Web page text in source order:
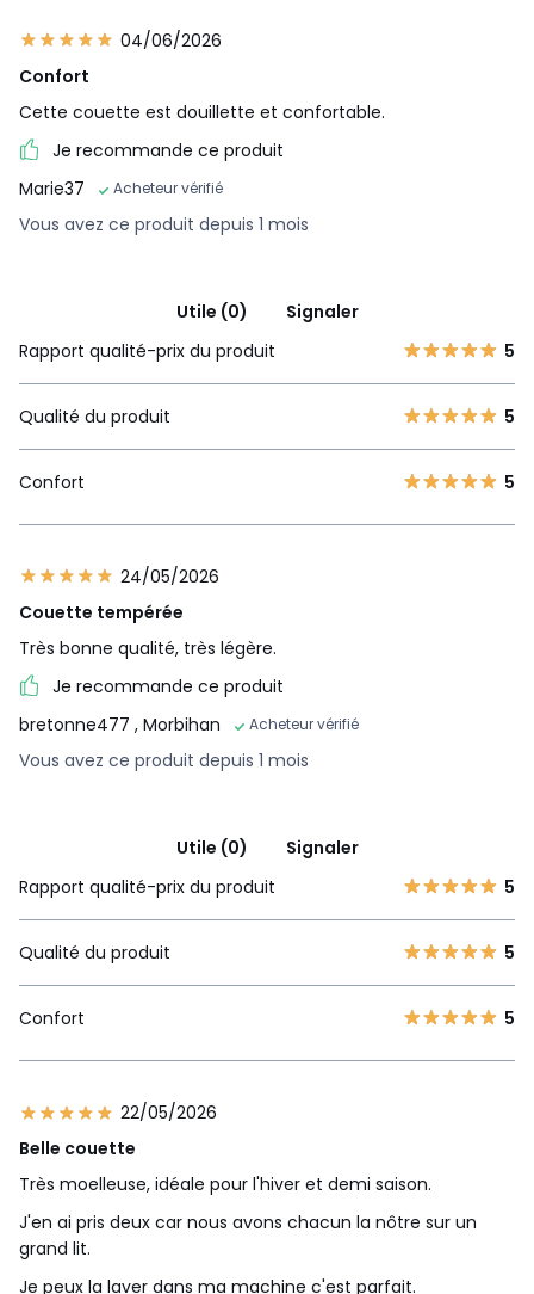
04/06/2026
Confort
Cette couette est douillette et confortable.
Je recommande ce produit
Marie37
Acheteur vérifié
Vous avez ce produit depuis 1 mois
Utile (0)
Signaler
Rapport qualité-prix du produit
5
Qualité du produit 5
Confort 5
24/05/2026
Couette tempérée
Très bonne qualité, très légère.
Je recommande ce produit
bretonne477 , Morbihan Acheteur vérifié
Vous avez ce produit depuis 1 mois
Utile (0)
Signaler
Rapport qualité-prix du produit
5
Qualité du produit 5
Confort 5
22/05/2026
Belle couette
Très moelleuse, idéale pour l'hiver et demi saison.
J'en ai pris deux car nous avons chacun la nôtre sur un
grand lit.
Je peux la laver dans ma machine c'est parfait.